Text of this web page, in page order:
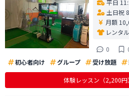
平日
土日祝
月額
レンタ
0
初心者向け
グループ 受け放題
体験レッスン （2,200円）